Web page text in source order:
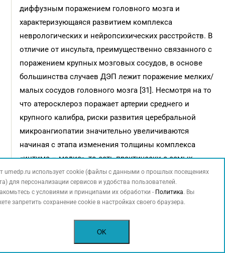
диффузным поражением головного мозга и
характеризующаяся развитием комплекса
неврологических и нейропсихических расстройств. В
отличие от инсульта, преимущественно связанного с
поражением крупных мозговых сосудов, в основе
большинства случаев ДЭП лежит поражение мелких/
малых сосудов головного мозга [31]. Несмотря на то
что атеросклероз поражает артерии среднего и
крупного калибра, риски развития церебральной
микроангиопатии значительно увеличиваются
начиная с этапа изменения толщины комплекса
«интима – медиа», то есть практически с самых
ранних стадий патологического процесса.
Существует несколько ключевых механизмов,
посредством которых ЦА может влиять на
поражение малых церебральных артериол. Прежде
всего значительное увеличение жесткости
umedp.ru использует cookie (файлы с данными о прошлых посещениях
для персонализации сервисов и удобства пользователей.
с условиями и принципами их обработки - Политика. Вы
запретить сохранение cookie в настройках своего браузера.
OK